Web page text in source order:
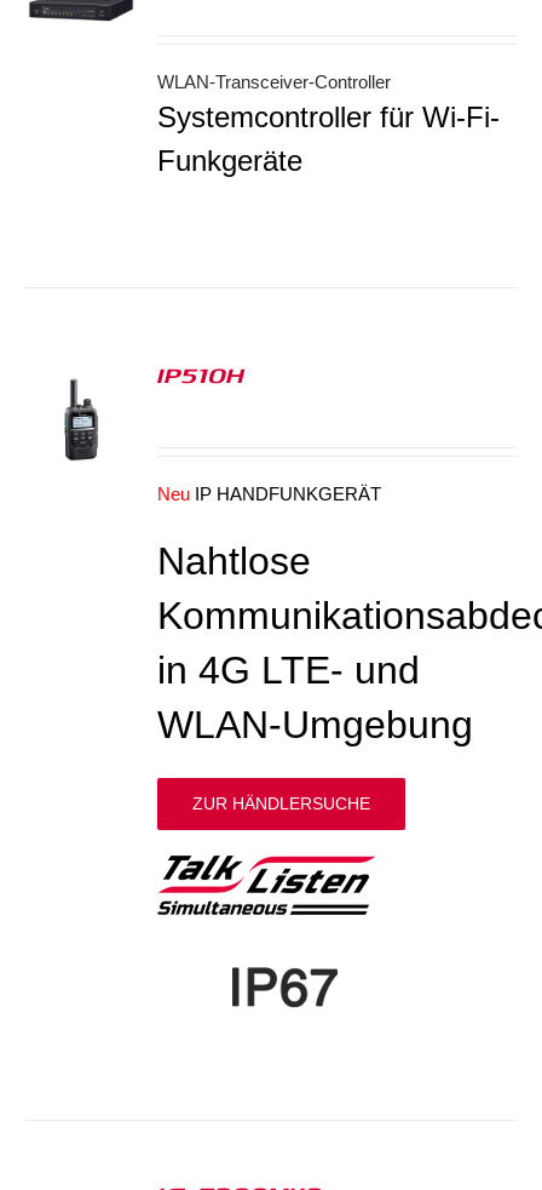
WLAN-Transceiver-Controller
Systemcontroller für Wi-Fi-
Funkgeräte
IP510H
Neu IP HANDFUNKGERÄT
Nahtlose
in 4G LTE- und
WLAN-Umgebung
ZUR HÄNDLERSUCHE